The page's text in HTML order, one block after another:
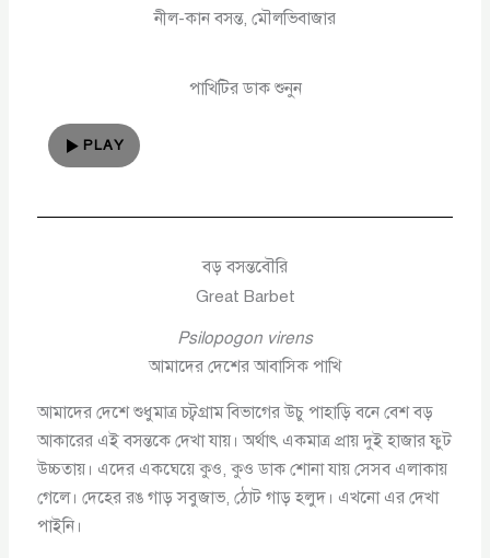
নীল-কান বসন্ত, মৌলভিবাজার
পাখিটির ডাক শুনুন
PLAY
বড় বসন্তবৌরি
Great Barbet
Psilopogon virens
আমাদের দেশের আবাসিক পাখি
আমাদের দেশে শুধুমাত্র চট্বগ্রাম বিভাগের উচু পাহাড়ি বনে বেশ বড়
আকারের এই বসন্তকে দেখা যায়। অর্থাৎ একমাত্র প্রায় দুই হাজার ফুট
উচ্চতায়। এদের একঘেয়ে কুও, কুও ডাক শোনা যায় সেসব এলাকায়
গেলে। দেহের রঙ গাড় সবুজাভ, ঠোট গাড় হলুদ। এখনো এর দেখা
পাইনি।